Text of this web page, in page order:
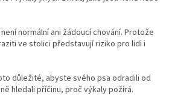
normální ani žádoucí chování. Protože
ve stolici představují riziko pro lidi i
důležité, abyste svého psa odradili od
hledali příčinu, proč výkaly požírá.